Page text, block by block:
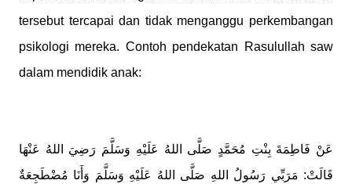
tersebut tercapai dan tidak menganggu perkembangan
psikologi mereka. Contoh pendekatan Rasulullah saw
dalam mendidik anak:
عَنْ فَاطِمَةَ بِنْتِ مُحَمَّدٍ صَلَّى اللهُ عَلَيْهِ وَسَلَّمَ رَضِيَ اللهُ عَنْهَا
قَالَتْ: مَرَبِّي رَسُولُ اللهِ صَلَّى اللهُ عَلَيْهِ وَسَلَّمَ وَأَنَا مُضْطَجِعَةٌ